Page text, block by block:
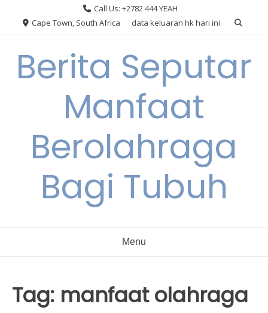
Call Us: +2782 444 YEAH
Cape Town, South Africa
data keluaran hk hari ini
Berita Seputar
Manfaat
Berolahraga
Bagi Tubuh
Menu
Tag: manfaat olahraga